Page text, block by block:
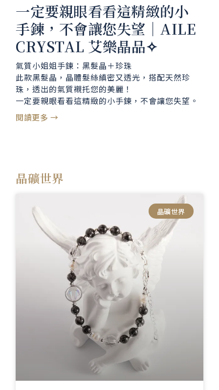
一定要親眼看看這精緻的小
手鍊，不會讓您失望｜AILE
CRYSTAL 艾樂晶品✧
氣質小姐姐手鍊：黑髮晶＋珍珠
此款黑髮晶，晶體髮絲縝密又透光，搭配天然珍
珠，透出的氣質襯托您的美麗！
一定要親眼看看這精緻的小手鍊，不會讓您失望。
閱讀更多 →
晶礦世界
晶礦世界